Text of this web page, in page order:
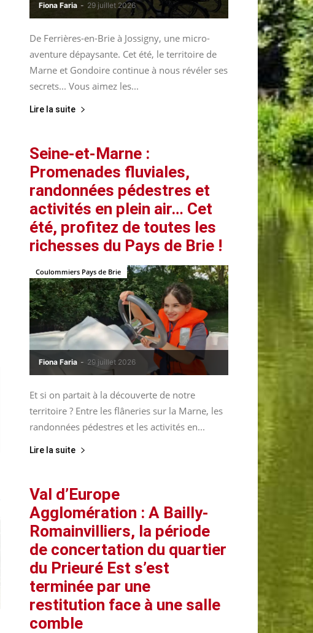
Fiona Faria - 29 juillet 2026
De Ferrières-en-Brie à Jossigny, une micro-
aventure dépaysante. Cet été, le territoire de
Marne et Gondoire continue à nous révéler ses
secrets... Vous aimez les...
Lire la suite
Seine-et-Marne :
Promenades fluviales,
randonnées pédestres et
activités en plein air… Cet
été, profitez de toutes les
richesses du Pays de Brie !
Fiona Faria - 29 juillet 2026
Coulommiers Pays de Brie
Et si on partait à la découverte de notre
territoire ? Entre les flâneries sur la Marne, les
randonnées pédestres et les activités en...
Lire la suite
Val d’Europe
Agglomération : A Bailly-
Romainvilliers, la période
de concertation du quartier
du Prieuré Est s’est
terminée par une
restitution face à une salle
comble